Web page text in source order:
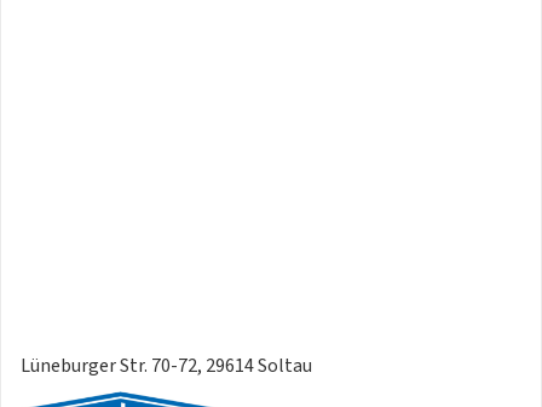
Lüneburger Str. 70-72, 29614 Soltau